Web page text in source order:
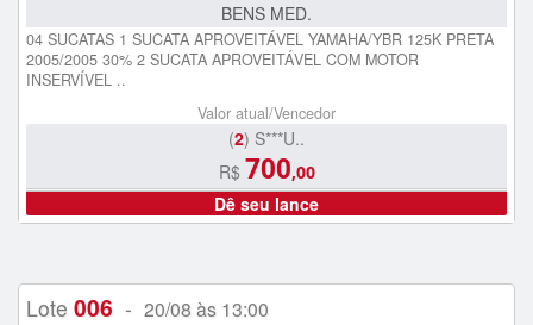
BENS MED.
04 SUCATAS 1 SUCATA APROVEITÁVEL YAMAHA/YBR 125K PRETA
2005/2005 30% 2 SUCATA APROVEITÁVEL COM MOTOR
INSERVÍVEL ..
Valor atual/Vencedor
(2) S***U..
R$ 700,00
Dê seu lance
Lote 006 - 20/08 às 13:00